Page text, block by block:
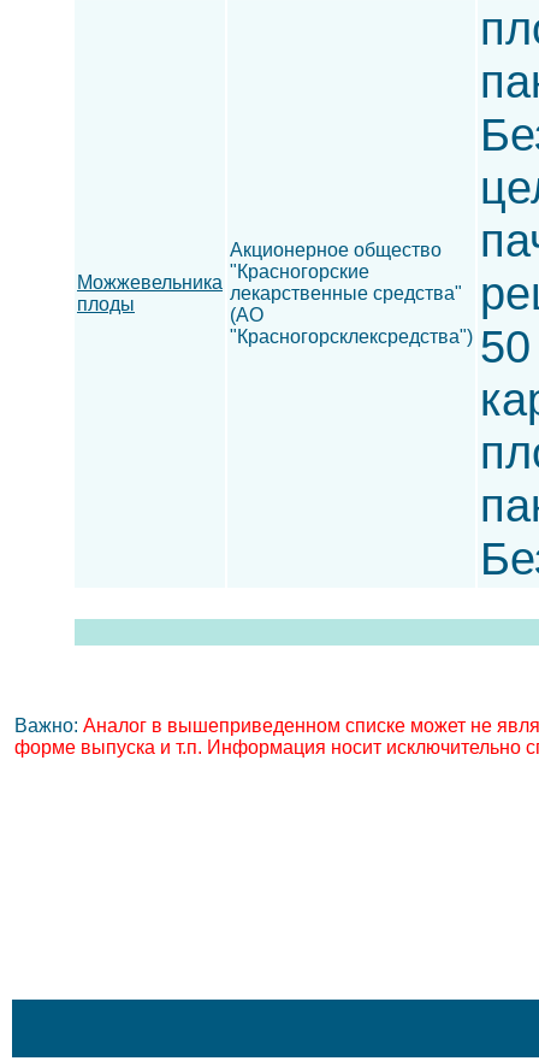
Можжевельника
плоды
Акционерное общество
"Красногорские
лекарственные средства"
(АО
"Красногорсклексредства")
Важно: Аналог в вышеприведенном списке может не
форме выпуска и т.п. Информация носит исключительно